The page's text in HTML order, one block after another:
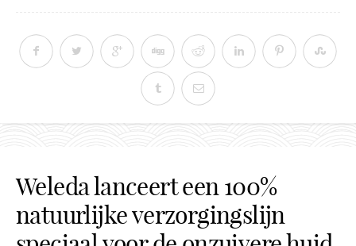
Weleda lanceert een 100%
natuurlijke verzorgingslijn